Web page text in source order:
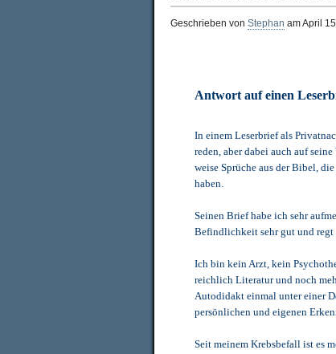
Geschrieben von Stephan am April
Antwort auf einen
In einem Leserbrief als
reden, aber dabei auch auf
weise Sprüche aus der Bibel,
haben.
Seinen Brief habe ich sehr
Befindlichkeit sehr gut und regt
Ich bin kein Arzt, kein
reichlich Literatur und noch
Autodidakt einmal unter einer
persönlichen und eigenen
Seit meinem Krebsbefall ist es